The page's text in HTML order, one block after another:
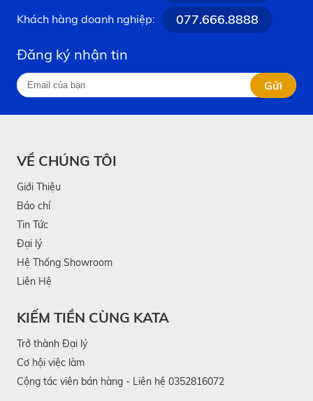
Khách hàng doanh nghiệp: 077.666.8888
Đăng ký nhận tin
Gửi
VỀ CHÚNG TÔI
Giới Thiệu
Báo chí
Tin Tức
Đại lý
Hệ Thống Showroom
Liên Hệ
KIẾM TIỀN CÙNG KATA
Trở thành Đại lý
Cơ hội việc làm
Cộng tác viên bán hàng - Liên hệ 0352816072